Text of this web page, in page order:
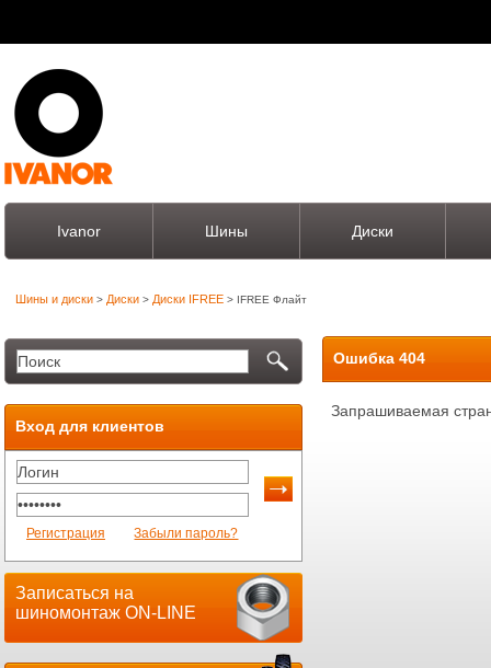
Ivanor Шины Диски
Шины и диски > Диски > Диски IFREE > IFREE Флайт
Вход для клиентов
Регистрация Забыли пароль?
Записаться на
шиномонтаж ON-LINE
Ошибка 404
Запрашиваемая